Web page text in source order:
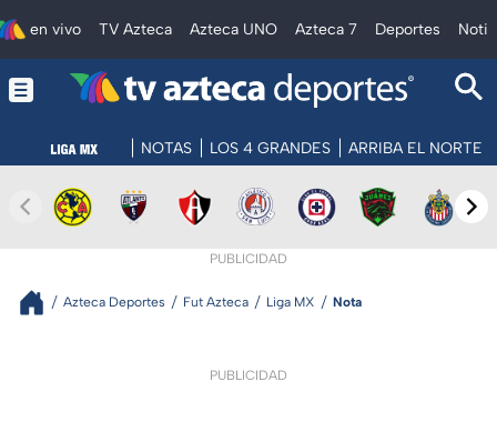
en vivo TV Azteca Azteca UNO Azteca 7 Deportes
NOTAS LOS 4 GRANDES ARRIBA EL NORTE
PUBLICIDAD
Azteca Deportes Fut Azteca Liga MX Nota
PUBLICIDAD